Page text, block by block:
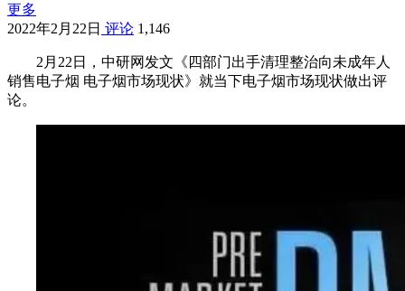
更多
2022年2月22日 评论 1,146
2月22日，中研网发文《四部门出手清理整治向未成年人
销售电子烟 电子烟市场现状》就当下电子烟市场现状做出评
论。